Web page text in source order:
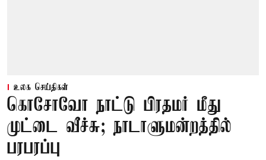
உலக செய்திகள்
கொசோவோ நாட்டு பிரதமர் மீது
முட்டை வீச்சு; நாடாளுமன்றத்தில்
பரபரப்பு